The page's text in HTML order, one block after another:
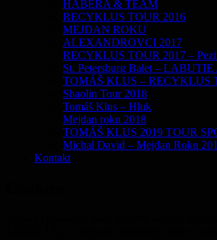
HABERA & TEAM
RECYKLUS TOUR 2016
MEJDAN ROKU
ALEXANDROVCI 2017
RECYKLUS TOUR 2017 –
St. Petersburg Balet –
TOMÁŠ KLUS – RECYKLUS
Shaolin Tour 2018
Tomáš Klus – Hluk
Mejdan roku 2018
TOMÁŠ KLUS 2019 TOUR
Michal David – Mejdan Roku
Kontakt